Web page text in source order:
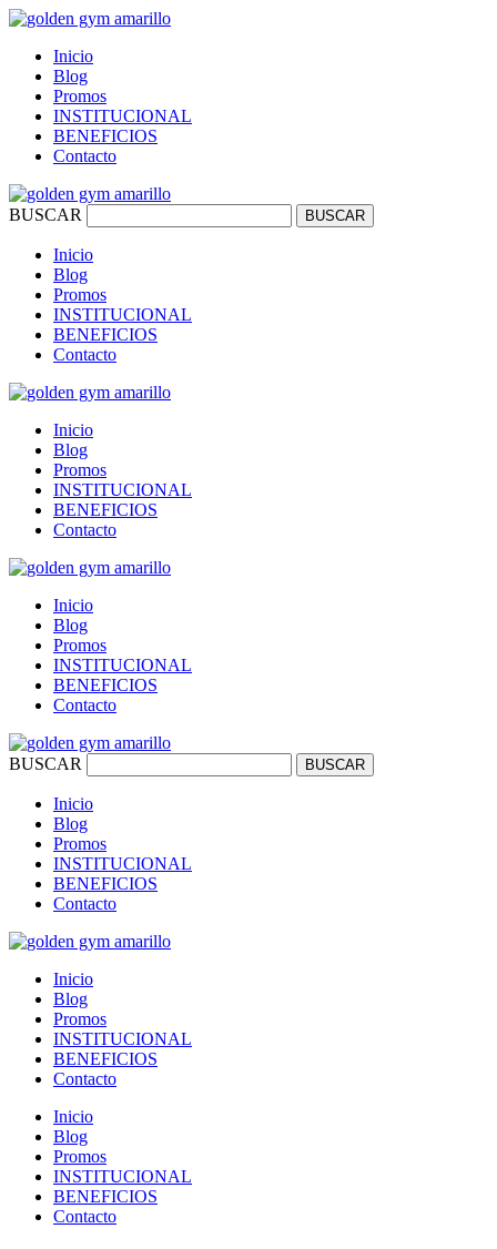
Inicio
Blog
Promos
INSTITUCIONAL
BENEFICIOS
Contacto
BUSCAR BUSCAR
Inicio
Blog
Promos
INSTITUCIONAL
BENEFICIOS
Contacto
Inicio
Blog
Promos
INSTITUCIONAL
BENEFICIOS
Contacto
Inicio
Blog
Promos
INSTITUCIONAL
BENEFICIOS
Contacto
BUSCAR BUSCAR
Inicio
Blog
Promos
INSTITUCIONAL
BENEFICIOS
Contacto
Inicio
Blog
Promos
INSTITUCIONAL
BENEFICIOS
Contacto
Inicio
Blog
Promos
INSTITUCIONAL
BENEFICIOS
Contacto